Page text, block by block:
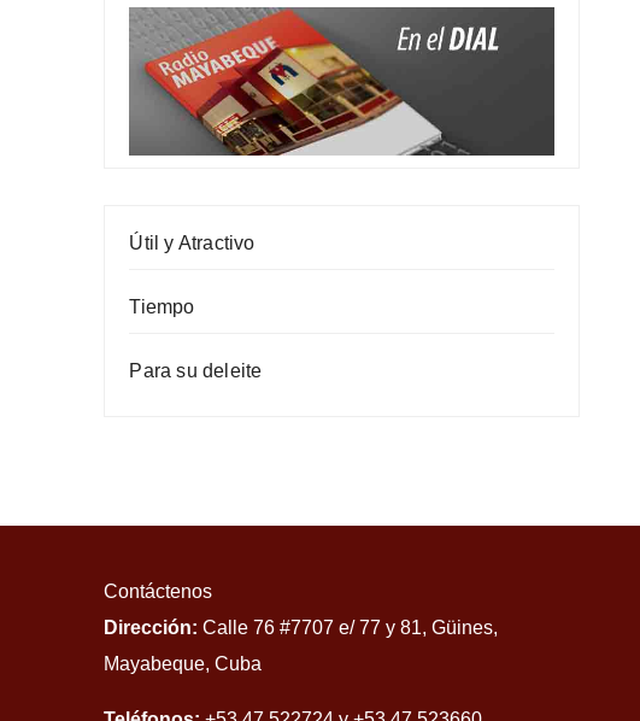
Útil y Atractivo
Tiempo
Para su deleite
Contáctenos
Dirección: Calle 76 #7707 e/ 77 y 81, Güines,
Mayabeque, Cuba